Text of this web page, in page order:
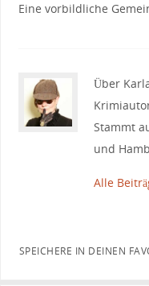
Eine vorbildliche
Über
Stammt
und
Alle
SPEICHERE IN DEINEN